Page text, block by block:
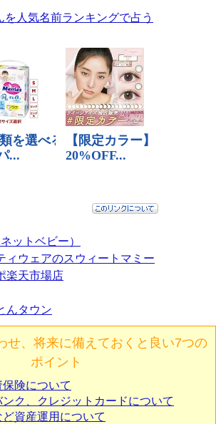
を人気名前ランキングで占う
ットベビー）
ィウェアのスウィートマミー
楽天市場店
んタウン
せ、将来に備えておくと良い7つの
ポイント
険について
ク、クレジットカードについて
資産運用について